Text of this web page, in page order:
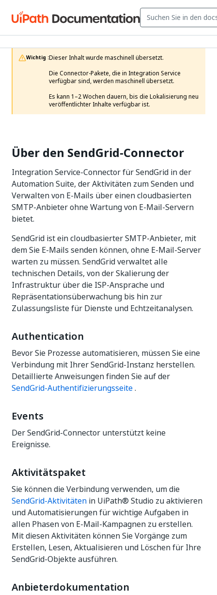
Wichtig :Dieser Inhalt wurde maschinell übersetzt.
Die Connector-Pakete, die in Integration Service
verfügbar sind, werden maschinell übersetzt.
Es kann 1–2 Wochen dauern, bis die Lokalisierung neu
veröffentlichter Inhalte verfügbar ist.
Über den SendGrid-Connector
Integration Service-Connector für SendGrid in der
Automation Suite, der Aktivitäten zum Senden und
Verwalten von E-Mails über einen cloudbasierten
SMTP-Anbieter ohne Wartung von E-Mail-Servern
bietet.
SendGrid ist ein cloudbasierter SMTP-Anbieter, mit
dem Sie E-Mails senden können, ohne E-Mail-Server
warten zu müssen. SendGrid verwaltet alle
technischen Details, von der Skalierung der
Infrastruktur über die ISP-Ansprache und
Repräsentationsüberwachung bis hin zur
Zulassungsliste für Dienste und Echtzeitanalysen.
Authentication
Bevor Sie Prozesse automatisieren, müssen Sie eine
Verbindung mit Ihrer SendGrid-Instanz herstellen.
Detaillierte Anweisungen finden Sie auf der
SendGrid-Authentifizierungsseite.
Events
Der SendGrid-Connector unterstützt keine
Ereignisse.
Aktivitätspaket
Sie können die Verbindung verwenden, um die
SendGrid-Aktivitäten in UiPath® Studio zu aktivieren
und Automatisierungen für wichtige Aufgaben in
allen Phasen von E-Mail-Kampagnen zu erstellen.
Mit diesen Aktivitäten können Sie Vorgänge zum
Erstellen, Lesen, Aktualisieren und Löschen für Ihre
SendGrid-Objekte ausführen.
Anbieterdokumentation